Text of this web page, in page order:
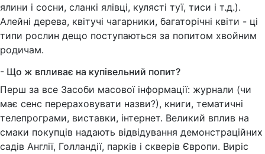
ялини і сосни, сланкі ялівці, кулясті туї, тиси і т.д.).
Алейні дерева, квітучі чагарники, багаторічні квіти - ці
типи рослин дещо поступаються за попитом хвойним
родичам.
- Що ж впливає на купівельний попит?
Перш за все Засоби масової інформації: журнали (чи
має сенс перераховувати назви?), книги, тематичні
телепрограми, виставки, інтернет. Великий вплив на
смаки покупців надають відвідування демонстраційних
садів Англії, Голландії, парків і скверів Європи. Виріс